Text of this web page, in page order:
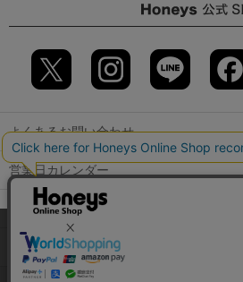
よくあるお問い合わせ
営業日カレンダー
店舗検索
GLOBAL GUIDE（海外からご利用のお客
当サイトでは、サイトの利便性向上の
用しています。詳しくは「